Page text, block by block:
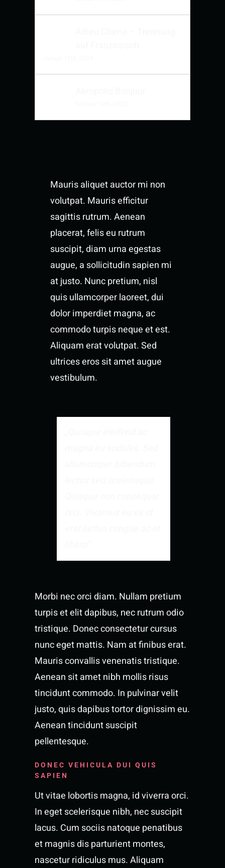
Mauris aliquet auctor mi non
volutpat. Mauris efficitur
sagittis rutrum. Aenean
placerat, felis eu rutrum
suscipit, diam urna egestas
augue, a sollicitudin sapien mi
at justo. Nunc pretium, nisl
quis ullamcorper laoreet, dui
dolor imperdiet magna, ac
commodo turpis neque et est.
Aliquam erat volutpat. Sed
ultrices eros sit amet augue
vestibulum.
Morbi nec orci diam. Nullam pretium
turpis et elit dapibus, nec rutrum odio
tristique. Donec consectetur cursus
nunc eget mattis. Nam at finibus erat.
Mauris convallis venenatis tristique.
Aenean sit amet nibh mollis risus
tincidunt commodo. In pulvinar velit
justo, quis dapibus tortor dignissim eu.
Aenean tincidunt suscipit
pellentesque.
DONEC VEHICULA DUI QUIS
SAPIEN
Ut vitae lobortis magna, id viverra orci.
In eget scelerisque nibh, nec suscipit
lacus. Cum sociis natoque penatibus
et magnis dis parturient montes,
nascetur ridiculus mus. Aliquam